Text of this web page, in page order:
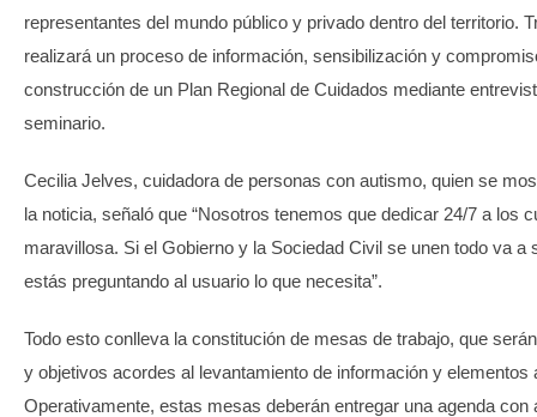
representantes del mundo público y privado dentro del territorio.
realizará un proceso de información, sensibilización y
construcción de un Plan Regional de Cuidados mediante
seminario.
Cecilia Jelves, cuidadora de personas con autismo, quien se
la noticia, señaló que “Nosotros tenemos que dedicar 24/7 a los
maravillosa. Si el Gobierno y la Sociedad Civil se unen todo va a
estás preguntando al usuario lo que necesita”.
Todo esto conlleva la constitución de mesas de trabajo, que
y objetivos acordes al levantamiento de información y elementos
Operativamente, estas mesas deberán entregar una agenda